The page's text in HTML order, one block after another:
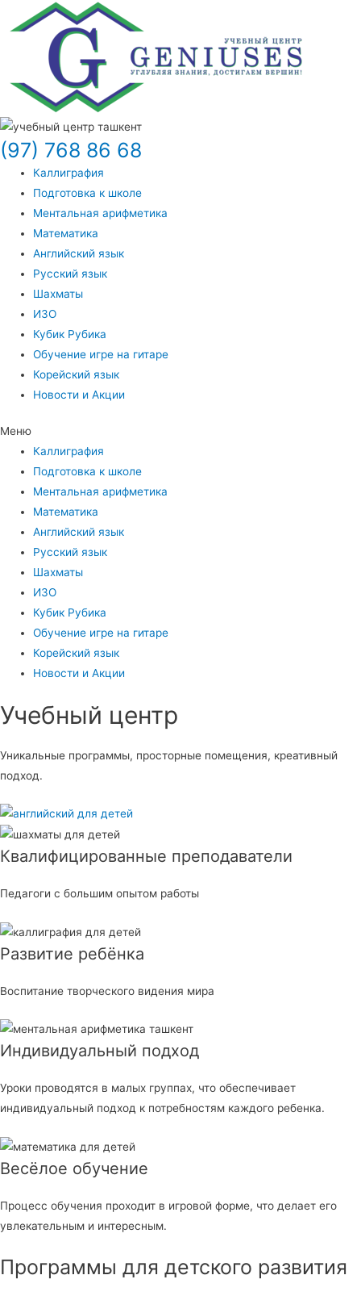
(97) 768 86 68
Каллиграфия
Подготовка к школе
Ментальная арифметика
Математика
Английский язык
Русский язык
Шахматы
ИЗО
Кубик Рубика
Обучение игре на гитаре
Корейский язык
Новости и Акции
Меню
Каллиграфия
Подготовка к школе
Ментальная арифметика
Математика
Английский язык
Русский язык
Шахматы
ИЗО
Кубик Рубика
Обучение игре на гитаре
Корейский язык
Новости и Акции
Учебный центр​
Уникальные программы, просторные помещения, креативный
подход.
Квалифицированные преподаватели
Педагоги с большим опытом работы
Развитие ребёнка
Воспитание творческого видения мира
Индивидуальный подход
Уроки проводятся в малых группах, что обеспечивает
индивидуальный подход к потребностям каждого ребенка.
Весёлое обучение
Процесс обучения проходит в игровой форме, что делает его
увлекательным и интересным.
Программы для детского развития